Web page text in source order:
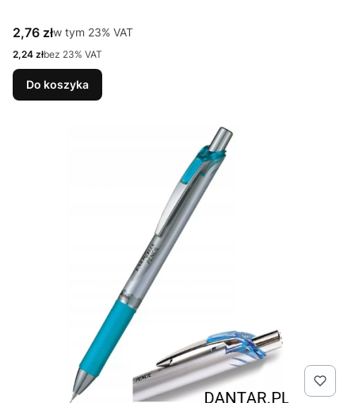
Cena brutto
2,76 złw tym %s VAT
w tym 23% VAT
Cena netto
2,24 złbez 23% VAT
Do koszyka